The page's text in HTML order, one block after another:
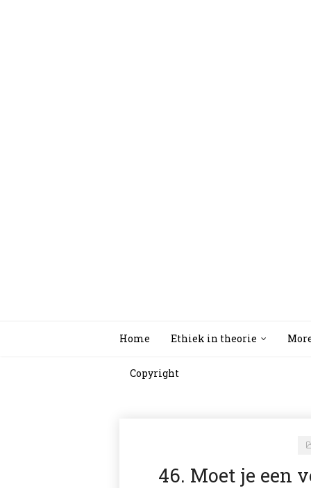
Home Ethiek in theorie
Copyright
46. Moet je een